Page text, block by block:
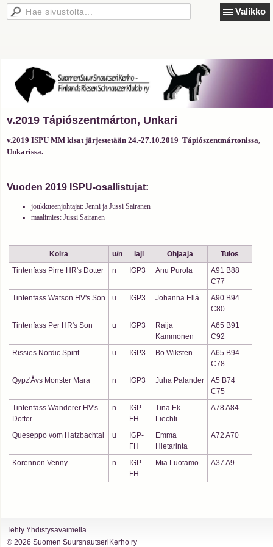
Valikko
v.2019 Tápiószentmárton, Unkari
v.2019 ISPU MM kisat järjestetään 24.-27.10.2019 Tápiószentmártonissa,
Unkarissa.
Vuoden 2019 ISPU-osallistujat:
joukkueenjohtajat: Jenni ja Jussi Sairanen
maalimies: Jussi Sairanen
Koira u/n laji Ohjaaja
Tulos
Tintenfass Pirre HR's Dotter
n IGP3 Anu Purola
A91 B88
C77
Tintenfass Watson HV's Son
u IGP3 Johanna Ellä
A90 B94
C80
Tintenfass Per HR's Son
u IGP3
Raija
Kammonen
A65 B91
C92
Rissies Nordic Spirit
u IGP3 Bo Wiksten
A65 B94
C78
Qypz'Åvs Monster Mara
n IGP3 Juha Palander
A5 B74
C75
Tintenfass Wanderer HV's
Dotter
n
IGP-
FH
Tina Ek-
Liechti
A78 A84
Queseppo vom Hatzbachtal u
IGP-
FH
Emma
Hietarinta
A72 A70
Korennon Venny n
IGP-
FH
Mia Luotamo A37 A9
Tehty Yhdistysavaimella
© 2026 Suomen SuursnautseriKerho ry